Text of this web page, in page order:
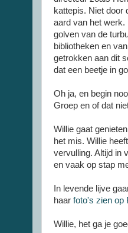
kattepis. Niet door
aard van het
golven van de
bibliotheken en
getrokken aan dit
dat een beetje in
Oh ja, en begin
Groep en of dat
Willie gaat
het mis. Willie
vervulling. Altijd in
en vaak op stap
In levende lijve
haar foto's zien op
Willie, het ga je